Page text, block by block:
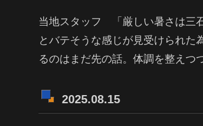
当地スタッフ 「厳しい暑さは三
とバテそうな感じが見受けられた
るのはまだ先の話。体調を整えつ
2025.08.15